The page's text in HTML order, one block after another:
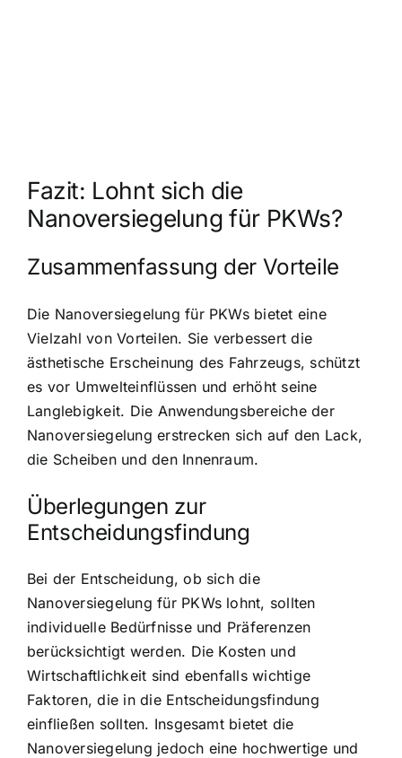
Fazit: Lohnt sich die
Nanoversiegelung für PKWs?
Zusammenfassung der Vorteile
Die Nanoversiegelung für PKWs bietet eine
Vielzahl von Vorteilen. Sie verbessert die
ästhetische Erscheinung des Fahrzeugs, schützt
es vor Umwelteinflüssen und erhöht seine
Langlebigkeit. Die Anwendungsbereiche der
Nanoversiegelung erstrecken sich auf den Lack,
die Scheiben und den Innenraum.
Überlegungen zur
Entscheidungsfindung
Bei der Entscheidung, ob sich die
Nanoversiegelung für PKWs lohnt, sollten
individuelle Bedürfnisse und Präferenzen
berücksichtigt werden. Die Kosten und
Wirtschaftlichkeit sind ebenfalls wichtige
Faktoren, die in die Entscheidungsfindung
einfließen sollten. Insgesamt bietet die
Nanoversiegelung jedoch eine hochwertige und